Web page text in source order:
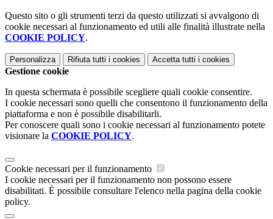
Questo sito o gli strumenti terzi da questo utilizzati si avvalgono di
cookie necessari al funzionamento ed utili alle finalità illustrate nella
COOKIE POLICY.
Personalizza Rifiuta tutti i cookies Accetta tutti i cookies
Gestione cookie
In questa schermata è possibile scegliere quali cookie consentire.
I cookie necessari sono quelli che consentono il funzionamento della
piattaforma e non è possibile disabilitarli.
Per conoscere quali sono i cookie necessari al funzionamento potete
visionare la COOKIE POLICY.
Cookie necessari per il funzionamento
I cookie necessari per il funzionamento non possono essere
disabilitati. È possibile consultare l'elenco nella pagina della cookie
policy.